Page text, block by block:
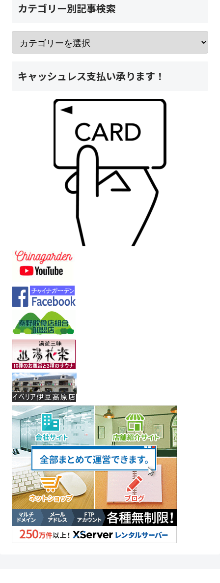
カテゴリー別記事検索
キャッシュレス支払い承ります！